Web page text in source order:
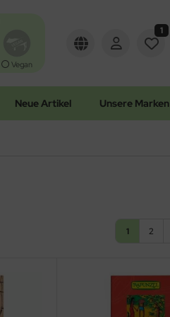
Vegan
1
Neue Artikel Unsere Marken
1 2